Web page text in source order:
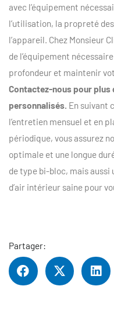
avec l’équipement
l’utilisation, la propreté
l’appareil. Chez Monsieur
de l’équipement
profondeur et maintenir
Contactez-nous pour
personnalisés. En suivant
l’entretien mensuel et en
périodique, vous assurez
optimale et une longue
de type bi-bloc, mais aussi
d’air intérieur saine pour
Partager: